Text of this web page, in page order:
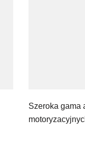
Szeroka gama